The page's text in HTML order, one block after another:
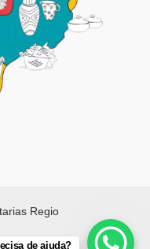
Regio
de ajuda?